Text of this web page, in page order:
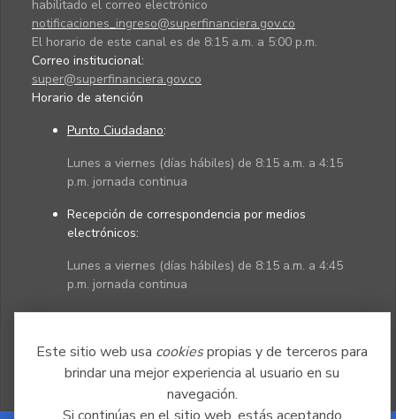
Este sitio web usa cookiespropias y de terceros para
brindar una mejor experiencia al usuario en su
navegación.
habilitado el correo electrónico
notificaciones_ingreso@superfinanciera.gov.co
El horario de este canal es de 8:15 a.m. a 5:00 p.m.
Correo institucional:
super@superfinanciera.gov.co
Horario de atención
Punto Ciudadano:
Lunes a viernes (días hábiles) de 8:15 a.m. a 4:15
p.m. jornada continua
Recepción de correspondencia por medios
electrónicos:
Lunes a viernes (días hábiles) de 8:15 a.m. a 4:45
p.m. jornada continua